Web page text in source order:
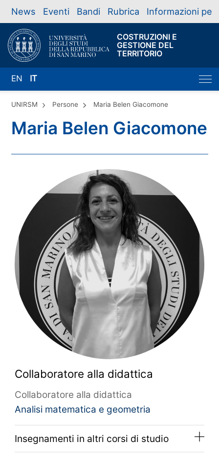
News Eventi Bandi Rubrica Informazioni per
COSTRUZIONI E
GESTIONE DEL
TERRITORIO
EN IT
UNIRSM Persone Maria Belen Giacomone
Maria Belen Giacomone
Collaboratore alla didattica
Collaboratore alla didattica
Analisi matematica e geometria
Insegnamenti in altri corsi di studio